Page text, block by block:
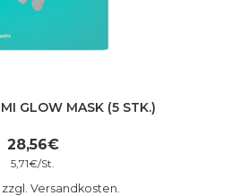
GLOW MASK (5 STK.)
28,56€
5,71€/St.
zzgl. Versandkosten.